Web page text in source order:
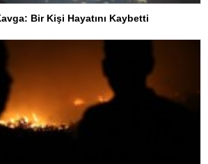
Bir Kişi Hayatını Kaybetti